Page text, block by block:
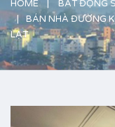
HOME BẤT ĐỘNG
BÁN NHÀ ĐƯỜNG
LẠT